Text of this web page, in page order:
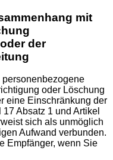
mit
der
oder Löschung
eine Einschränkung der
Absatz 1 und Artikel
sich als unmöglich
Aufwand verbunden.
Empfänger, wenn Sie